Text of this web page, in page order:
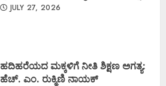
JULY 27, 2026
ಹದಿಹರೆಯದ ಮಕ್ಕಳಿಗೆ ನೀತಿ ಶಿಕ್ಷಣ ಅಗತ್ಯ:
ಹೆಚ್. ಎಂ. ರುಕ್ಮಿಣಿ ನಾಯಕ್